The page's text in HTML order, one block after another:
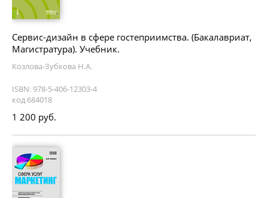
Сервис-дизайн в сфере гостеприимства. (Бакалавриат,
Магистратура). Учебник.
Козлова-Зубкова Н.А.
ISBN: 978-5-406-12303-4
код 684018
1 200 руб.